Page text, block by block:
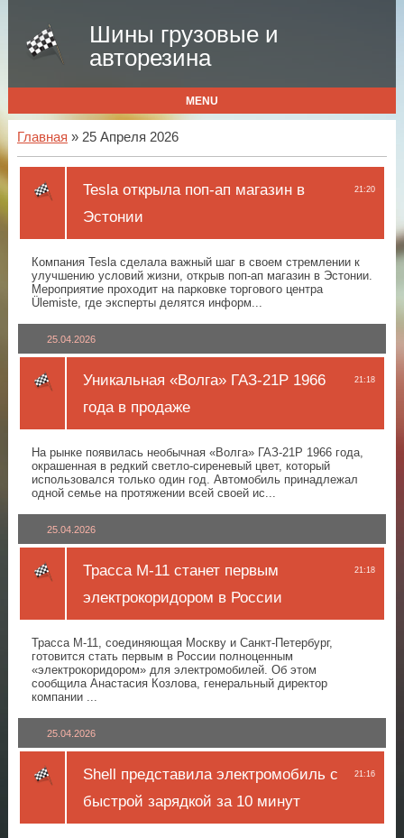
Шины грузовые и
авторезина
MENU
Главная » 25 Апреля 2026
21:20
Tesla открыла поп-ап магазин в
Эстонии
Компания Tesla сделала важный шаг в своем стремлении к
улучшению условий жизни, открыв поп-ап магазин в Эстонии.
Мероприятие проходит на парковке торгового центра
Ülemiste, где эксперты делятся информ...
25.04.2026
21:18
Уникальная «Волга» ГАЗ-21Р 1966
года в продаже
На рынке появилась необычная «Волга» ГАЗ-21Р 1966 года,
окрашенная в редкий светло-сиреневый цвет, который
использовался только один год. Автомобиль принадлежал
одной семье на протяжении всей своей ис...
25.04.2026
21:18
Трасса М-11 станет первым
электрокоридором в России
Трасса М-11, соединяющая Москву и Санкт-Петербург,
готовится стать первым в России полноценным
«электрокоридором» для электромобилей. Об этом
сообщила Анастасия Козлова, генеральный директор
компании ...
25.04.2026
21:16
Shell представила электромобиль с
быстрой зарядкой за 10 минут